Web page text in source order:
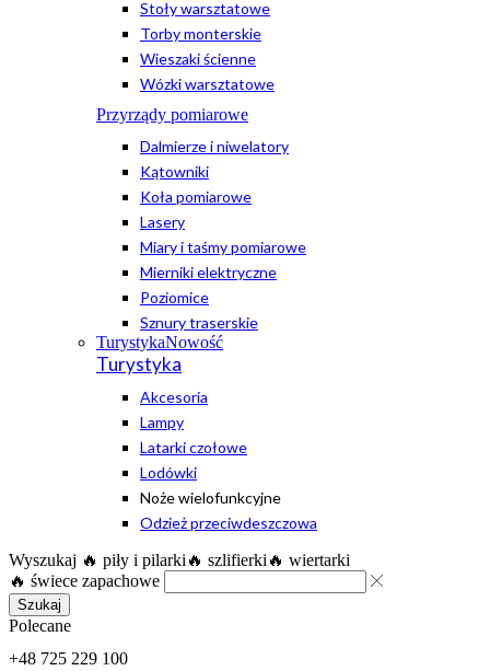
Stoły warsztatowe
Torby monterskie
Wieszaki ścienne
Wózki warsztatowe
Przyrządy pomiarowe
Dalmierze i niwelatory
Kątowniki
Koła pomiarowe
Lasery
Miary i taśmy pomiarowe
Mierniki elektryczne
Poziomice
Sznury traserskie
TurystykaNowość
Turystyka
Akcesoria
Lampy
Latarki czołowe
Lodówki
Noże wielofunkcyjne
Odzież przeciwdeszczowa
Wyszukaj 🔥 piły i pilarki 🔥 szlifierki 🔥 wiertarki
🔥 świece zapachowe
Szukaj
Polecane
+48 725 229 100